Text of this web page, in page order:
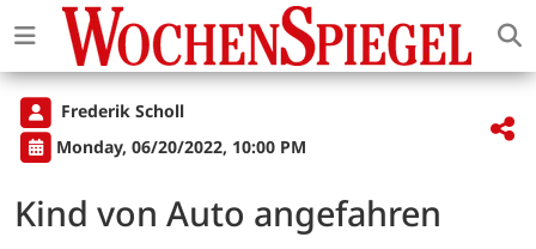
Frederik Scholl
Monday, 06/20/2022, 10:00 PM
Kind von Auto angefahren